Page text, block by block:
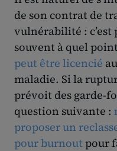
de son contrat de
vulnérabilité : c’est
souvent à quel point
peut être licencié
maladie. Si la
prévoit des garde-
question suivante :
proposer un
pour burnout pour